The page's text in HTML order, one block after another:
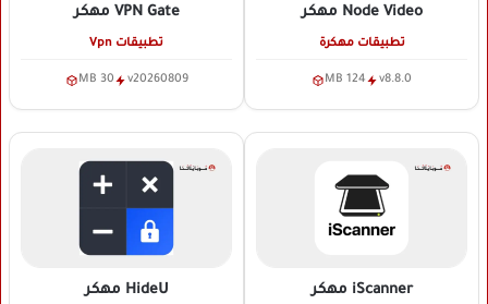
Node Video مهكر
تطبيقات مهكرة
v8.8.0
124 MB
VPN Gate مهكر
تطبيقات Vpn
v20260809
30 MB
iScanner مهكر HideU مهكر